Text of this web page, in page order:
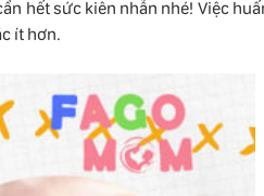
hết sức kiên nhẫn nhé! Việc
ít hơn.